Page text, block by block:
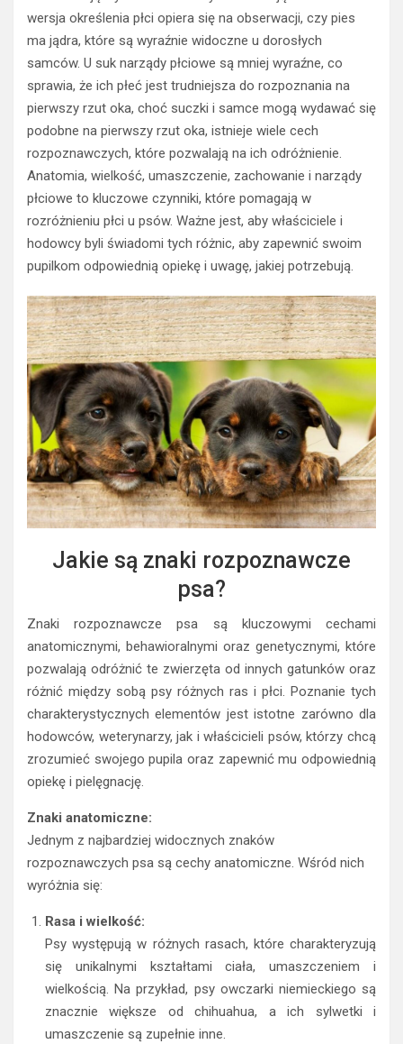
wersja określenia płci opiera się na obserwacji, czy pies
ma jądra, które są wyraźnie widoczne u dorosłych
samców. U suk narządy płciowe są mniej wyraźne, co
sprawia, że ich płeć jest trudniejsza do rozpoznania na
pierwszy rzut oka, choć suczki i samce mogą wydawać się
podobne na pierwszy rzut oka, istnieje wiele cech
rozpoznawczych, które pozwalają na ich odróżnienie.
Anatomia, wielkość, umaszczenie, zachowanie i narządy
płciowe to kluczowe czynniki, które pomagają w
rozróżnieniu płci u psów. Ważne jest, aby właściciele i
hodowcy byli świadomi tych różnic, aby zapewnić swoim
pupilkom odpowiednią opiekę i uwagę, jakiej potrzebują.
Jakie są znaki rozpoznawcze
psa?
Znaki rozpoznawcze psa są kluczowymi cechami
anatomicznymi, behawioralnymi oraz genetycznymi, które
pozwalają odróżnić te zwierzęta od innych gatunków oraz
różnić między sobą psy różnych ras i płci. Poznanie tych
charakterystycznych elementów jest istotne zarówno dla
hodowców, weterynarzy, jak i właścicieli psów, którzy chcą
zrozumieć swojego pupila oraz zapewnić mu odpowiednią
opiekę i pielęgnację.
Znaki anatomiczne:
Jednym z najbardziej widocznych znaków
rozpoznawczych psa są cechy anatomiczne. Wśród nich
wyróżnia się:
Rasa i wielkość:
Psy występują w różnych rasach, które charakteryzują
się unikalnymi kształtami ciała, umaszczeniem i
wielkością. Na przykład, psy owczarki niemieckiego są
znacznie większe od chihuahua, a ich sylwetki i
umaszczenie są zupełnie inne.